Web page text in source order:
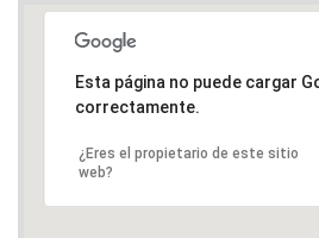
Esta página no puede cargar
correctamente.
¿Eres el propietario de este sitio
web?